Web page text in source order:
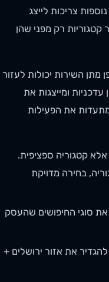
צריכות לייצג
רק מפני שהן
מתן השירות יכולות לעזור
ומייצגות את
מתעדות את הפעילות
קטגוריה ספציפית.
בחירה מדויקת
סוגי החיפושים שהעסק
את אזור ירושלים +